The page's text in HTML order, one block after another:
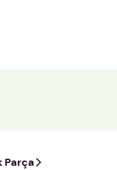
Parça